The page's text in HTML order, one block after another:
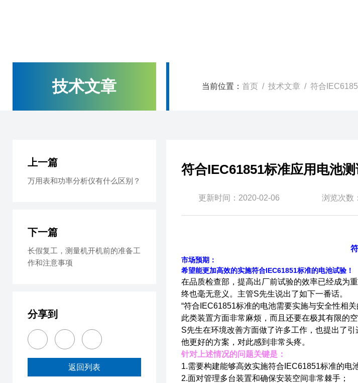
技术文章 当前位置： 首页 / 技术文章 / 符合
符合IEC61851标准应用电池
更新时间：2020-02-06 浏览次数
市场预期：
希望能更加高效的实施符合IEC61851标准的电池试验！
在品质检查部，提高出厂前试验的效率已经成为
终也毫无意义。主管S先生说出了如下一番话。
“符合IEC61851标准的电池需要实施与安全性相
此类装置方面非常麻烦，而且还要在极其有限的
S先生在环境改善方面做了许多工作，也提出了
他更好的方案，对此感到非常头疼。
针对上述情况的问题关键是：
1.需要构建能够高效实施符合IEC61851标准的电
2.面对管理多台装置和确保安装空间非常棘手；
上一篇
万用表和功率分析仪有什么区别？
下一篇
长假复工，测量机开机前的准备工
作和注意事项
分享到
返回列表